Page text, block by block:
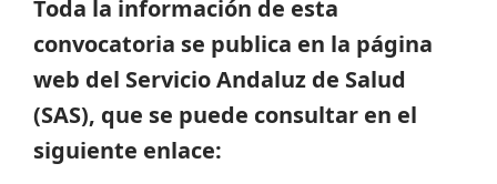
Toda la información de esta
convocatoria se publica en la página
web del Servicio Andaluz de Salud
(SAS), que se puede consultar en el
siguiente enlace: